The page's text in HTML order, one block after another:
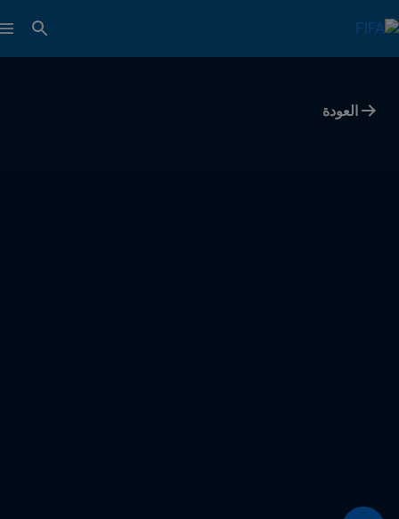
العودة